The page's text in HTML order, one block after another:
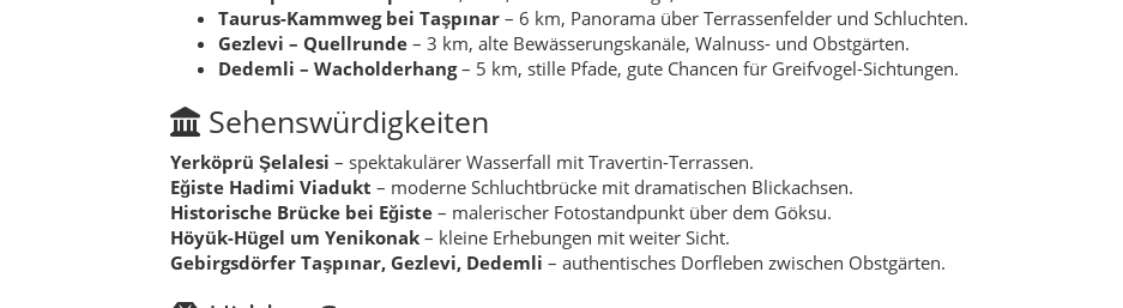
Gerez-Aussicht– stiller Sonnenuntergangsbalkon über Terrassenfeldern.
Küplüce-Quellen– eisklares Wasser, Picknickbänke im Schatten.
Kalınağıl-Wacholderhain– urige Ardıç-Bäume, würzige Luft.
•Oduncu-Steinpfad– alter Ziegensteig, wildromantische Felskulisse.
Kulinarische Küche der Region
Herzhafte Hausküche: Tandırbrot, Katmer, Su Böreği, deftige Suppen (Bamya, Joghurt), Honig und Pekmez aus
zubereitet; Tee, Walnuss und Obst aus eigenen Gärten prägen die Tischkultur.
Legenden